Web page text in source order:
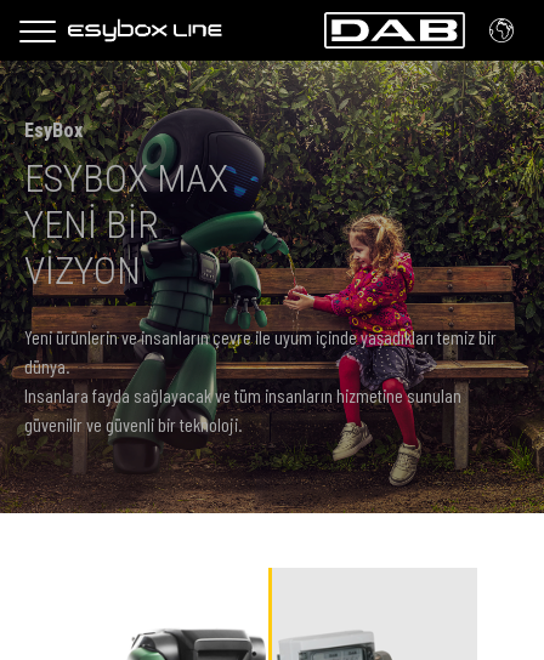
EsyBox
ESYBOX MAX
YENİ BİR
VİZYON
Yeni ürünlerin ve insanların çevre ile uyum içinde yaşadıkları temiz bir
dünya.
Insanlara fayda sağlayacak ve tüm insanların hizmetine sunulan
güvenilir ve güvenli bir teknoloji.